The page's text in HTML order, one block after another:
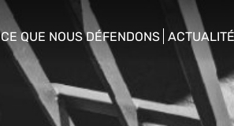
CE QUE NOUS DÉFENDONS
show/hide sub menu
show/